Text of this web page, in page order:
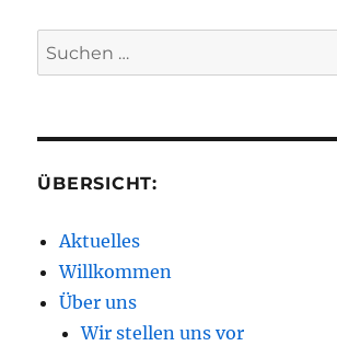
Suchen
nach:
ÜBERSICHT:
Aktuelles
Willkommen
Über uns
Wir stellen uns vor